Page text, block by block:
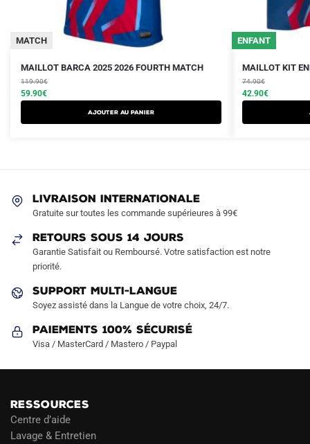
MATCH
MAILLOT BARCA 2025 2026 FOURTH MATCH
119.90€
Le
prix
initial
était :
59.90€
Le
prix
actuel
est :
AJOUTER AU PANIER
Ce
produit
a
être
choisies
sur
page
produit
ENFANT
MAILLOT KIT
74.90€
Le
prix
initial
était :
42.90€
Le
prix
actuel
est :
Ce
produit
a
la
LIVRAISON INTERNATIONALE
Gratuite sur toutes les commande supérieures à 99€
RETOURS SOUS 14 JOURS
Garantie Satisfait ou Remboursé. Votre satisfaction est notre
priorité.
SUPPORT MULTI-LANGUE
Soyez assisté dans la Langue de votre choix, 24/7.
Paiements 100% Sécurisé
Visa / MasterCard / Mastero / Paypal
RESSOURCES
Centre d’aide
Lavage & Entretien